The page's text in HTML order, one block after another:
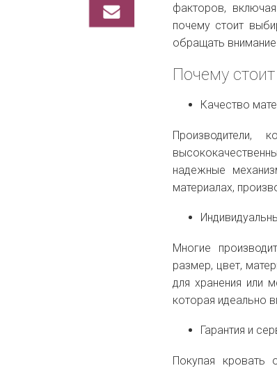
факторов,
почему стоит
обращать внимание
Почему
Качество
Производители,
надежные
материалах,
Многие
размер, цвет,
для хранения или
которая идеально
Гарантия и
Покупая кровать